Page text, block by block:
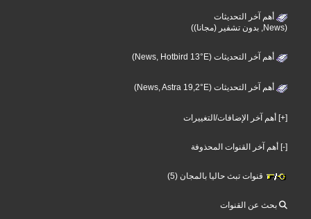
أهم آخر التحديثات
(News, بدون تشفير (مجانا))
أهم آخر التحديثات (News, Hotbird 13°E)
أهم آخر التحديثات (News, Astra 19,2°E)
[+] أهم آخر الإضافات/التغييرات
[-] أهم آخر القنوات المحذوفة
قنوات تبث حاليا بالمجان (5)
بحث عن القنوات